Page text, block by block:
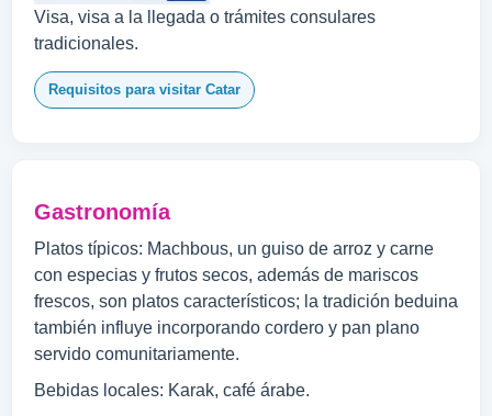
Visa, visa a la llegada o trámites consulares
tradicionales.
Requisitos para visitar Catar
Gastronomía
Platos típicos: Machbous, un guiso de arroz y carne
con especias y frutos secos, además de mariscos
frescos, son platos característicos; la tradición beduina
también influye incorporando cordero y pan plano
servido comunitariamente.
Bebidas locales: Karak, café árabe.